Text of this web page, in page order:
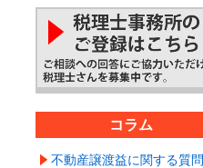
コラム
不動産譲渡益に関する質問